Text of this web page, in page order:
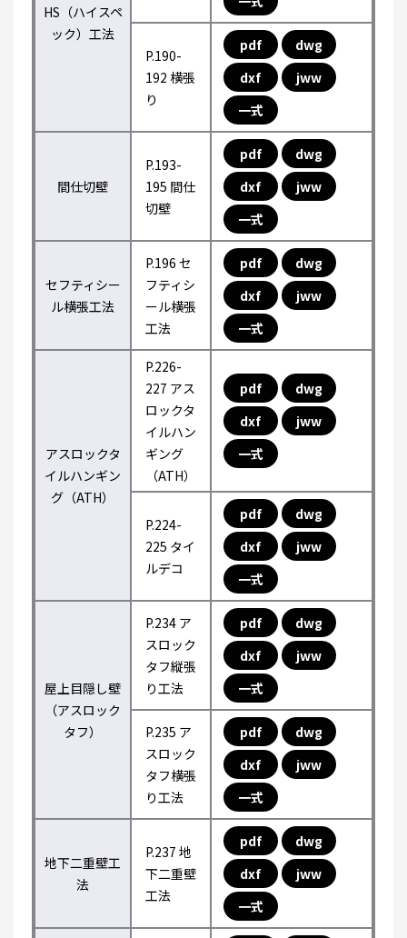
HS（ハイスペ
ック）工法
P.190-
192 横張
り
pdf
dwg
dxf
jww
一式
間仕切壁
P.193-
195 間仕
切壁
pdf
dwg
dxf
jww
一式
セフティシー
ル横張工法
P.196 セ
フティシ
ール横張
工法
pdf
dwg
dxf
jww
一式
アスロックタ
イルハンギン
グ（ATH）
P.226-
227 アス
ロックタ
イルハン
ギング
（ATH）
pdf
dwg
dxf
jww
一式
P.224-
225 タイ
ルデコ
pdf
dwg
dxf
jww
一式
屋上目隠し壁
（アスロック
タフ）
P.234 ア
スロック
タフ縦張
り工法
pdf
dwg
dxf
jww
一式
P.235 ア
スロック
タフ横張
り工法
pdf
dwg
dxf
jww
一式
地下二重壁工
法
P.237 地
下二重壁
工法
pdf
dwg
dxf
jww
一式